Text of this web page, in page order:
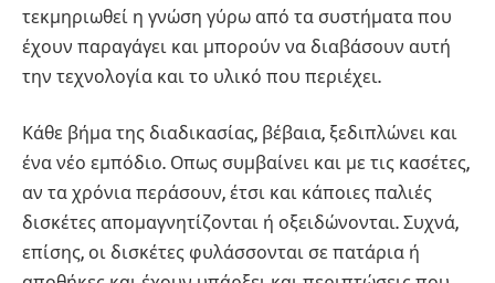
τεκμηριωθεί η γνώση γύρω από τα συστήματα που
έχουν παραγάγει και μπορούν να διαβάσουν αυτή
την τεχνολογία και το υλικό που περιέχει.
Κάθε βήμα της διαδικασίας, βέβαια, ξεδιπλώνει και
ένα νέο εμπόδιο. Οπως συμβαίνει και με τις κασέτες,
αν τα χρόνια περάσουν, έτσι και κάποιες παλιές
δισκέτες απομαγνητίζονται ή οξειδώνονται. Συχνά,
επίσης, οι δισκέτες φυλάσσονται σε πατάρια ή